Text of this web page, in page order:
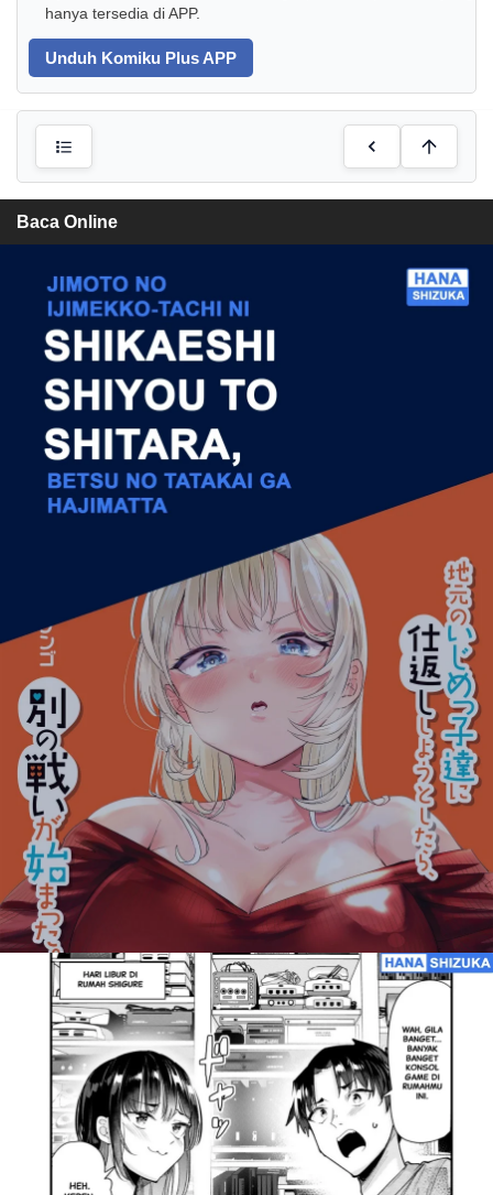
hanya tersedia di APP.
Unduh Komiku Plus APP
Baca Online